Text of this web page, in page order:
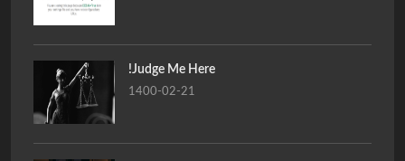
!Judge Me Here
1400-02-21